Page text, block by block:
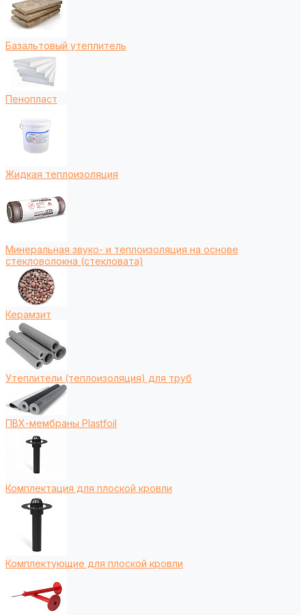
Базальтовый утеплитель
Пенопласт
Жидкая теплоизоляция
Минеральная звуко- и теплоизоляция на основе
стекловолокна (стекловата)
Керамзит
Утеплители (теплоизоляция) для труб
ПВХ-мембраны Plastfoil
Комплектация для плоской кровли
Комплектующие для плоской кровли